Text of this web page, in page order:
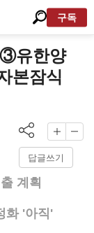
구독
유한양
본잠식
답글쓰기
계획
화 '아직'